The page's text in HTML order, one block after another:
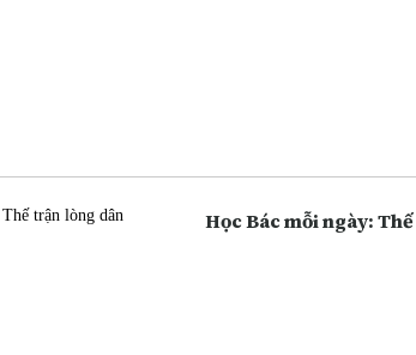
Học Bác mỗi ngày: